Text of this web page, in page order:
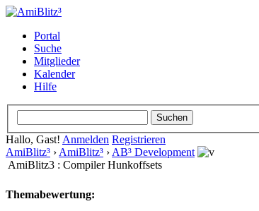
Portal
Suche
Mitglieder
Kalender
Hilfe
Hallo, Gast! Anmelden Registrieren
AmiBlitz³ › AmiBlitz³ › AB³ Development
AmiBlitz3 : Compiler Hunkoffsets
Themabewertung: